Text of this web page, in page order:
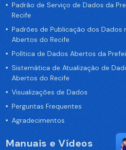
Padrão de Serviço de Dados da
Recife
Padrões de Publicação dos Dados
Abertos do Recife
Política de Dados Abertos da
Sistemática de Atualização de
Abertos do Recife
Visualizações de Dados
Perguntas Frequentes
Agradecimentos
Manuais e Vídeos